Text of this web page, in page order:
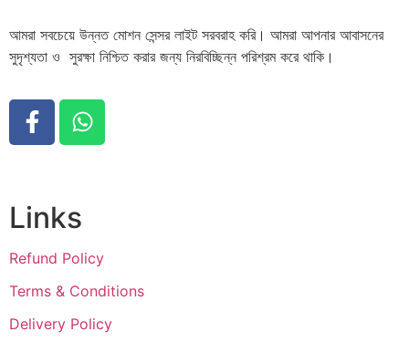
আমরা সবচেয়ে উন্নত মোশন সেন্সর লাইট সরবরাহ করি। আমরা আপনার আবাসনের
সুদৃশ্যতা ও সুরক্ষা নিশ্চিত করার জন্য নিরবিচ্ছিন্ন পরিশ্রম করে থাকি।
Links
Refund Policy
Terms & Conditions
Delivery Policy